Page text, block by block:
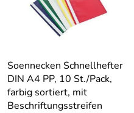
Soennecken Schnellhefter
DIN A4 PP, 10 St./Pack,
farbig sortiert, mit
Beschriftungsstreifen